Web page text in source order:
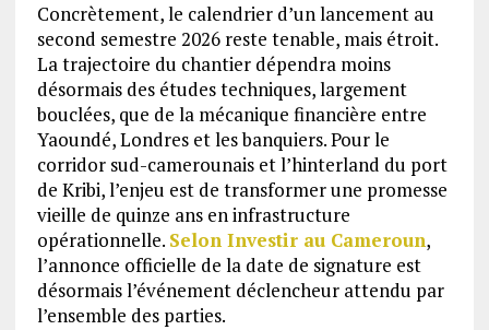
Concrètement, le calendrier d’un lancement au
second semestre 2026 reste tenable, mais étroit.
La trajectoire du chantier dépendra moins
désormais des études techniques, largement
bouclées, que de la mécanique financière entre
Yaoundé, Londres et les banquiers. Pour le
corridor sud-camerounais et l’hinterland du port
de Kribi, l’enjeu est de transformer une promesse
vieille de quinze ans en infrastructure
opérationnelle. Selon Investir au Cameroun,
l’annonce officielle de la date de signature est
désormais l’événement déclencheur attendu par
l’ensemble des parties.